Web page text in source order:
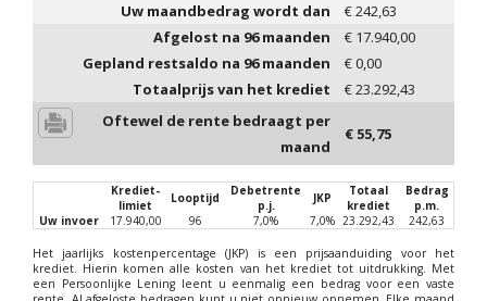
Uw maandbedrag wordt dan
€242,63
Afgelost na 96maanden € 17.940,00
Gepland restsaldo na 96maanden €0,00
Totaalprijs van het krediet
€23.292,43
Oftewel de rente bedraagt per
maand
€ 55,75
Krediet-
limiet
Looptijd
Debetrente
p.j.
JKP
Totaal
krediet
Bedrag
p.m.
Uw invoer
17.940,00 96 7,0% 7,0% 23.292,43 242,63
Het jaarlijks kostenpercentage (JKP) is een prijsaanduiding voor het
krediet. Hierin komen alle kosten van het krediet tot uitdrukking. Met
een Persoonlijke Lening leent u eenmalig een bedrag voor een vaste